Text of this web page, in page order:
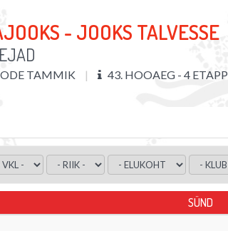
- JOOKS TALVESSE
TAMMIK 43. HOOAEG - 4 ETAPP
SÜND